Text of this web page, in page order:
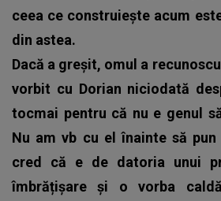
ceea ce construiește acum
din astea.
Dacă a greșit, omul a
vorbit cu Dorian niciodată
tocmai pentru că nu e genul
Nu am vb cu el înainte să
cred că e de datoria unui
îmbrățișare și o vorba